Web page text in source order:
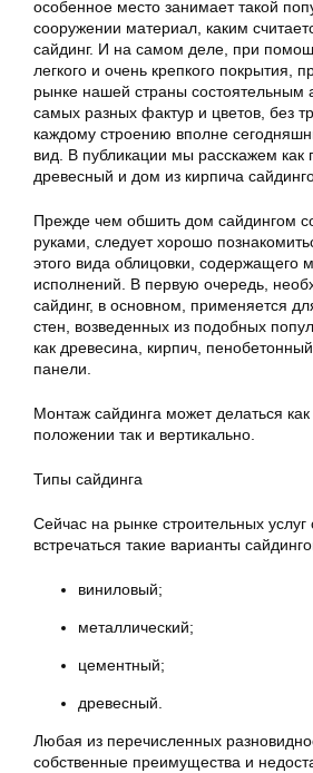
особенное место занимает такой
сооружении материал, каким
сайдинг. И на самом деле, при
легкого и очень крепкого покрытия,
рынке нашей страны состоятельным
самых разных фактур и цветов, без
каждому строению вполне
вид. В публикации мы расскажем как
древесный и дом из кирпича
Прежде чем обшить дом сайдингом
руками, следует хорошо
этого вида облицовки, содержащего
исполнений. В первую очередь,
сайдинг, в основном, применяется
стен, возведенных из подобных
как древесина, кирпич,
панели.
Монтаж сайдинга может делаться как
положении так и вертикально.
Типы сайдинга
Сейчас на рынке строительных услуг
встречаться такие варианты
виниловый;
металлический;
цементный;
древесный.
Любая из перечисленных
собственные преимущества и